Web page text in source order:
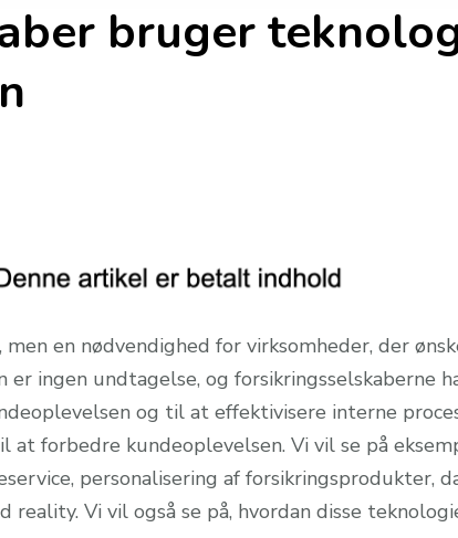
bruger
en nødvendighed for virksomheder, der
ingen undtagelse, og forsikringsselskaberne
og til at effektivisere interne
forbedre kundeoplevelsen. Vi vil se på
personalisering af forsikringsprodukter,
Vi vil også se på, hvordan disse